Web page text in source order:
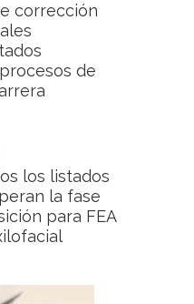
corrección
de
los listados
la fase
para FEA